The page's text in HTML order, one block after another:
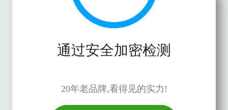
通过安全加密检测
20年老品牌,看得见的实力!